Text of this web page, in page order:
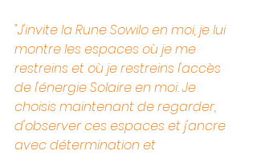
"J'invite la Rune Sowilo en moi, je lui
montre les espaces où je me
restreins et où je restreins l'accès
de l'énergie Solaire en moi. Je
choisis maintenant de regarder,
d'observer ces espaces et j'ancre
avec détermination et